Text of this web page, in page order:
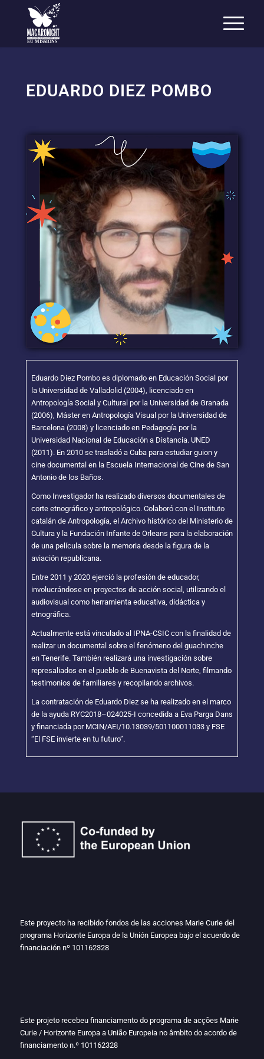
EU MISSIONS
EDUARDO DIEZ POMBO
Eduardo Diez Pombo es diplomado en Educación Social por
la Universidad de Valladolid (2004), licenciado en
Antropología Social y Cultural por la Universidad de Granada
(2006), Máster en Antropología Visual por la Universidad de
Barcelona (2008) y licenciado en Pedagogía por la
Universidad Nacional de Educación a Distancia. UNED
(2011). En 2010 se trasladó a Cuba para estudiar guion y
cine documental en la Escuela Internacional de Cine de San
Antonio de los Baños.
Como Investigador ha realizado diversos documentales de
corte etnográfico y antropológico. Colaboró con el Instituto
catalán de Antropología, el Archivo histórico del Ministerio de
Cultura y la Fundación Infante de Orleans para la elaboración
de una película sobre la memoria desde la figura de la
aviación republicana.
Entre 2011 y 2020 ejerció la profesión de educador,
involucrándose en proyectos de acción social, utilizando el
audiovisual como herramienta educativa, didáctica y
etnográfica.
Actualmente está vinculado al IPNA-CSIC con la finalidad de
realizar un documental sobre el fenómeno del guachinche
en Tenerife. También realizará una investigación sobre
represaliados en el pueblo de Buenavista del Norte, filmando
testimonios de familiares y recopilando archivos.
La contratación de Eduardo Diez se ha realizado en el marco
de la ayuda RYC2018–024025-I concedida a Eva Parga Dans
y financiada por MCIN/AEI/10.13039/501100011033 y FSE
“El FSE invierte en tu futuro”.
Este proyecto ha recibido fondos de las acciones Marie Curie del
programa Horizonte Europa de la Unión Europea bajo el acuerdo de
financiación nº 101162328
Este projeto recebeu financiamento do programa de acções Marie
Curie / Horizonte Europa a União Europeia no âmbito do acordo de
financiamento n.º 101162328